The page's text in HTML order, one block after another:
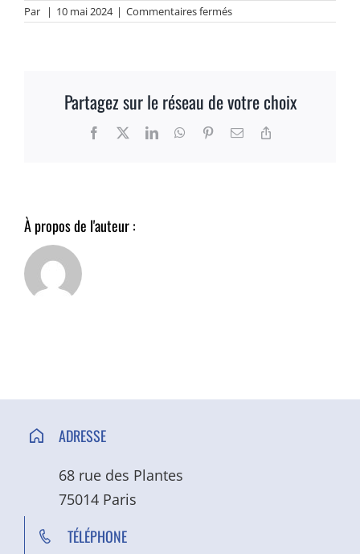
AGENDA
ACCÈS ET CONTACT
Par | 10 mai 2024 | Commentaires ferméssur
DEMULE
Partagez sur le réseau de votre choix
Facebook LinkedInWhatsApp
PinterestEmail
À propos de l'auteur :
ADRESSE
68 rue des Plantes
75014 Paris
TÉLÉPHONE